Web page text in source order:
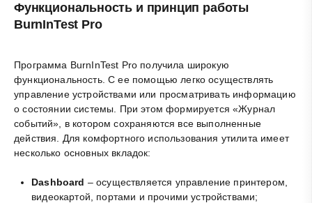
Функциональность и принцип работы
BurnInTest Pro
Программа BurnInTest Pro получила широкую
функциональность. С ее помощью легко осуществлять
управление устройствами или просматривать информацию
о состоянии системы. При этом формируется «Журнал
событий», в котором сохраняются все выполненные
действия. Для комфортного использования утилита имеет
несколько основных вкладок:
Dashboard – осуществляется управление принтером,
видеокартой, портами и прочими устройствами;